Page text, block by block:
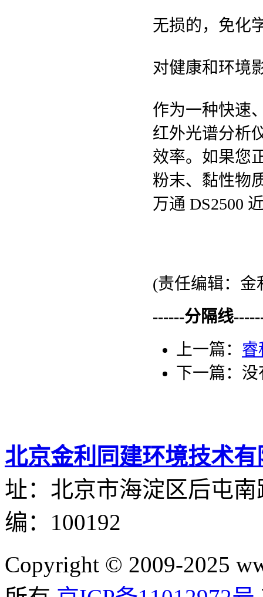
无损的，免化
对健康和环境
作为一种快速
红外光谱分析
效率。如果您
粉末、黏性物
万通 DS2500
(责任编辑：金
------分隔线
上一篇： 睿
下一篇：没
北京金利同建环境技术有
址：北京市海淀区后屯
编：100192
Copyright © 2009-2025